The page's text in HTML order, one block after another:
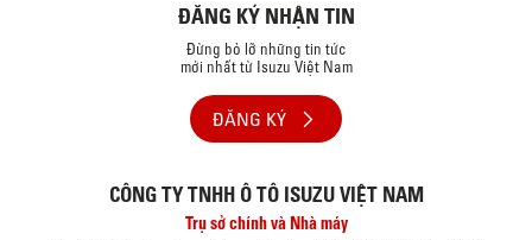
ĐĂNG KÝ NHẬN TIN
Đừng bỏ lỡ những tin tức
mới nhất từ Isuzu Việt Nam
ĐĂNG KÝ
CÔNG TY TNHH Ô TÔ ISUZU VIỆT NAM
Trụ sở chính và Nhà máy